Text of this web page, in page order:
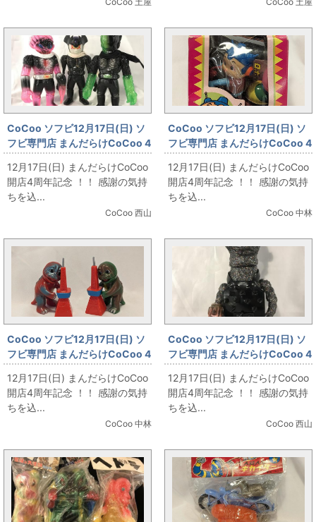
CoCoo ソフビ12月17日(日) ソ
フビ専門店 まんだらけCoCoo 4
周年記念 「☆真頭不滅
☆REALHEAD」
12月17日(日) まんだらけCoCoo
開店4周年記念 ！！ 感謝の気持
ちを込...
CoCoo 西山
CoCoo ソフビ12月17日(日) ソ
フビ専門店 まんだらけCoCoo 4
周年記念 「ポエム ゼンマイブリ
キ サイボット ロボッチ 3輪車
120mm」
12月17日(日) まんだらけCoCoo
開店4周年記念 ！！ 感謝の気持
ちを込...
CoCoo 中林
CoCoo ソフビ12月17日(日) ソ
フビ専門店 まんだらけCoCoo 4
周年記念 「M1号 ブルマァクタ
イプの大怪獣ゴジラシリーズ ミ
ニサイズ・ミニラ」
12月17日(日) まんだらけCoCoo
開店4周年記念 ！！ 感謝の気持
ちを込...
CoCoo 中林
CoCoo ソフビ12月17日(日) ソ
フビ専門店 まんだらけCoCoo 4
周年記念 「BloodGutsToys
izumonster 屍怪獣」
12月17日(日) まんだらけCoCoo
開店4周年記念 ！！ 感謝の気持
ちを込...
CoCoo 西山